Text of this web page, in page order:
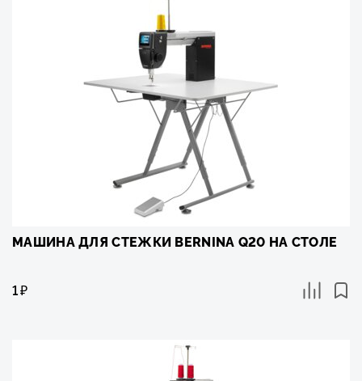
МАШИНА ДЛЯ СТЕЖКИ BERNINA Q20 НА СТОЛЕ
1₽